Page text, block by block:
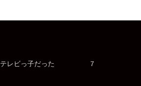
テレビっ子だった ７